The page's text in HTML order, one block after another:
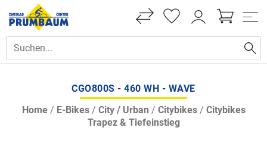
CGO800S - 460 WH - WAVE
Home/ E-Bikes/ City / Urban / Citybikes/ Citybikes
Trapez & Tiefeinstieg